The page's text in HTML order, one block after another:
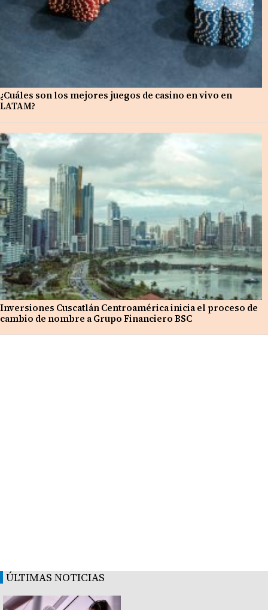
¿Cuáles son los mejores juegos de casino en vivo en
LATAM?
Inversiones Cuscatlán Centroamérica inicia el proceso de
cambio de nombre a Grupo Financiero BSC
ÚLTIMAS NOTICIAS